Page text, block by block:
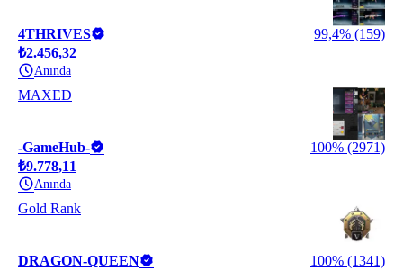
4THRIVES
99,4% (159)
₺2.456,32
Anında
MAXED
-GameHub-
100% (2971)
₺9.778,11
Anında
Gold Rank
DRAGON-QUEEN
100% (1341)